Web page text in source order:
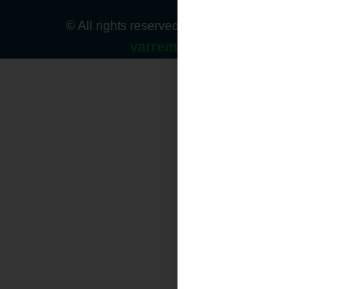
© All rights reserved. Website design by